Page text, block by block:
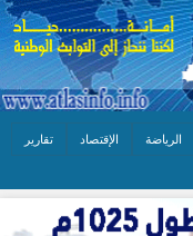
الرياضة الإقتصاد تقارير